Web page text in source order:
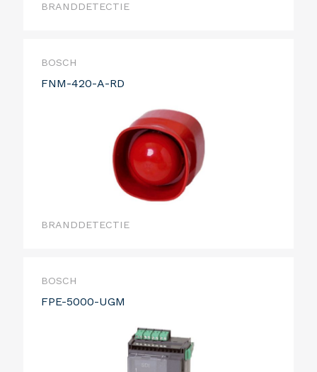
BRANDDETECTIE
BOSCH
FNM-420-A-RD
BRANDDETECTIE
BOSCH
FPE-5000-UGM